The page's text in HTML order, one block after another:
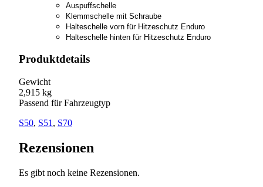
Auspuffschelle
Klemmschelle mit Schraube
Halteschelle vorn für Hitzeschutz Enduro
Halteschelle hinten für Hitzeschutz Enduro
Produktdetails
Gewicht
2,915 kg
Passend für Fahrzeugtyp
S50, S51 , S70
Rezensionen
Es gibt noch keine Rezensionen.